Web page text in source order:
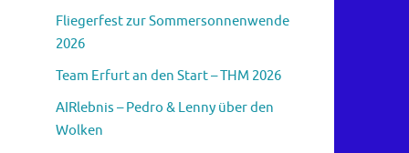
Fliegerfest zur Sommersonnenwende
2026
Team Erfurt an den Start – THM 2026
AIRlebnis – Pedro & Lenny über den
Wolken